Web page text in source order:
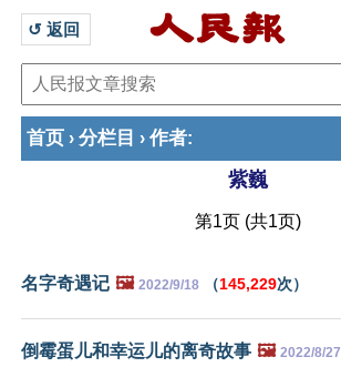
↺ 返回
首页 › 分栏目 › 作者:
紫巍
第1页 (共1页)
名字奇遇记 🖼️ 2022/9/18 （145,229次）
倒霉蛋儿和幸运儿的离奇故事 🖼️ 2022/8/27